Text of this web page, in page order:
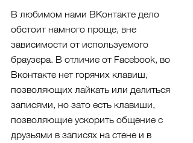
В любимом нами ВКонтакте дело
обстоит намного проще, вне
зависимости от используемого
браузера. В отличие от Facebook, во
Вконтакте нет горячих клавиш,
позволяющих лайкать или делиться
записями, но зато есть клавиши,
позволяющие ускорить общение с
друзьями в записях на стене и в